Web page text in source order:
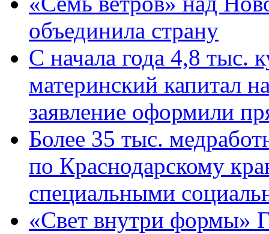
объединила страну
С начала года 4,8 тыс.
материнский капитал
заявление оформили
Более 35 тыс.
по Краснодарскому
специальными
«Свет внутри формы»